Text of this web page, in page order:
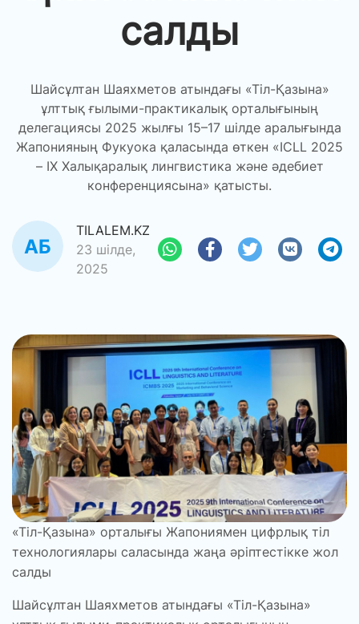
салды
Шайсұлтан Шаяхметов атындағы «Тіл-Қазына»
ұлттық ғылыми-практикалық орталығының
делегациясы 2025 жылғы 15–17 шілде аралығында
Жапонияның Фукуока қаласында өткен «ICLL 2025
– ІХ Халықаралық лингвистика және әдебиет
конференциясына» қатысты.
TILALEM.KZ
23 шілде,
2025
«Тіл-Қазына» орталығы Жапониямен цифрлық тіл
технологиялары саласында жаңа әріптестікке жол
салды
Шайсұлтан Шаяхметов атындағы «Тіл-Қазына»